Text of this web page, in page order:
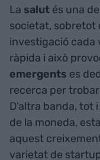
La salut és una
societat, sobretot
investigació cada
ràpida i això
emergents es
recerca per
D'altra banda, tot
de la moneda,
aquest
varietat de